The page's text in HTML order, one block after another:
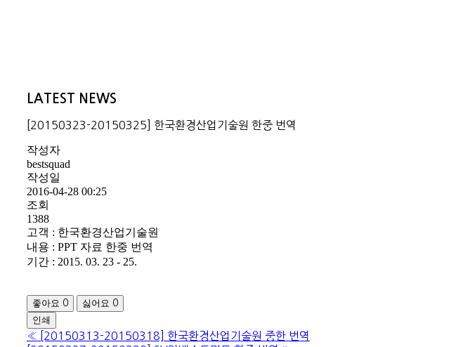
LATEST NEWS
[20150323-20150325] 한국환경산업기술원 한중 번역
작성자
bestsquad
작성일
2016-04-28 00:25
조회
1388
고객 : 한국환경산업기술원
내용 : PPT 자료 한중 번역
기간 : 2015. 03. 23 - 25.
좋아요 0 싫어요 0
인쇄
«
[20150313-20150318] 한국환경산업기술원 중한 번역